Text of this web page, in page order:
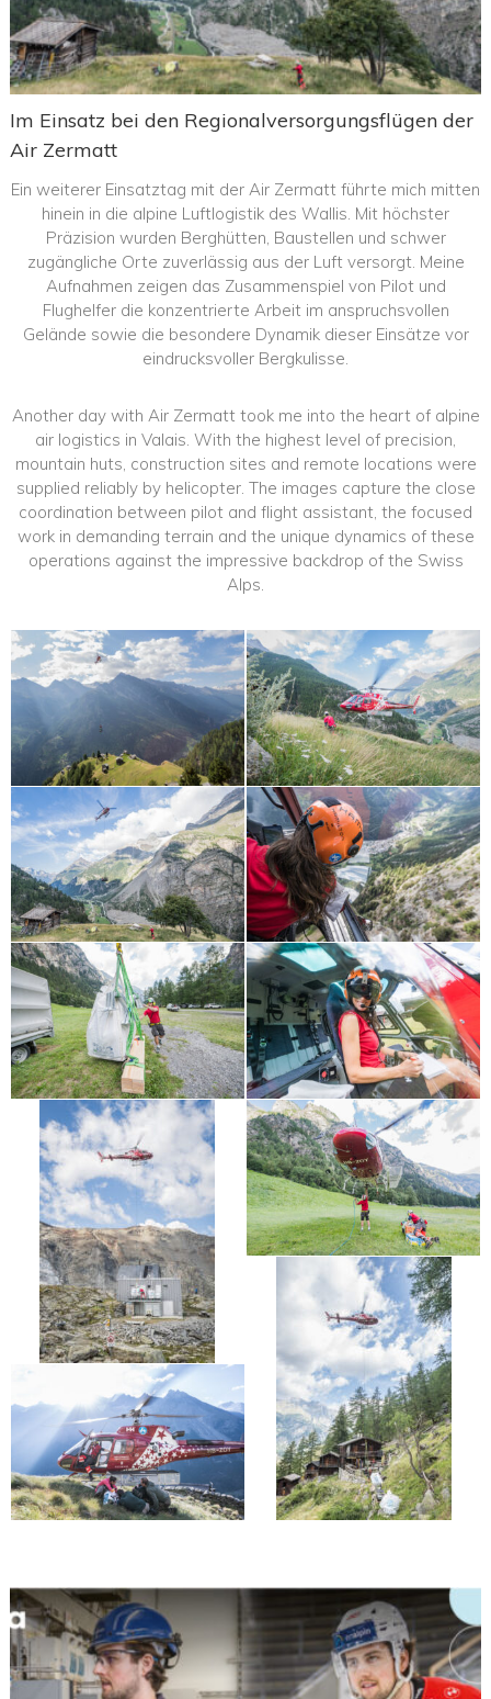
Im Einsatz bei den Regionalversorgungsflügen der
Air Zermatt
Ein weiterer Einsatztag mit der Air Zermatt führte mich mitten
hinein in die alpine Luftlogistik des Wallis. Mit höchster
Präzision wurden Berghütten, Baustellen und schwer
zugängliche Orte zuverlässig aus der Luft versorgt. Meine
Aufnahmen zeigen das Zusammenspiel von Pilot und
Flughelfer die konzentrierte Arbeit im anspruchsvollen
Gelände sowie die besondere Dynamik dieser Einsätze vor
eindrucksvoller Bergkulisse.
Another day with Air Zermatt took me into the heart of alpine
air logistics in Valais. With the highest level of precision,
mountain huts, construction sites and remote locations were
supplied reliably by helicopter. The images capture the close
coordination between pilot and flight assistant, the focused
work in demanding terrain and the unique dynamics of these
operations against the impressive backdrop of the Swiss
Alps.